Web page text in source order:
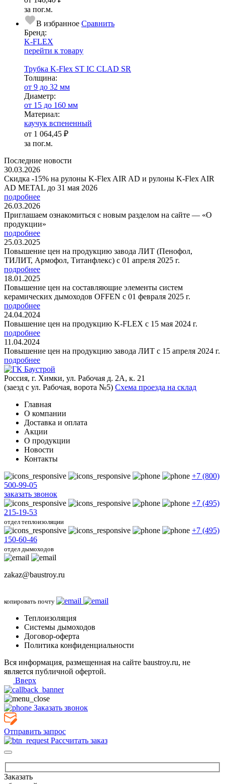
за пог.м.
В избранное Сравнить
Бренд:
K-FLEX
перейти к товару
Трубка K-Flex ST IС CLAD SR
Тол­щи­на:
от 9 до 32 мм
Диаметр:
от 15 до 160 мм
Ма­­те­­ри­­ал:
каучук вспененный
от 1 064,45 ₽
за пог.м.
Последние новости
30.03.2026
Скидка -15% на рулоны K-Flex AIR AD и рулоны K-Flex AIR
AD METAL до 31 мая 2026
подробнее
26.03.2026
Приглашаем ознакомиться с новым разделом на сайте — «О
продукции»
подробнее
25.03.2025
Повышение цен на продукцию завода ЛИТ (Пенофол,
ТИЛИТ, Армофол, Титанфлекс) с 01 апреля 2025 г.
подробнее
18.01.2025
Повышение цен на составляющие элементы систем
керамических дымоходов OFFEN с 01 февраля 2025 г.
подробнее
24.04.2024
Повышение цен на продукцию K-FLEX с 15 мая 2024 г.
подробнее
11.04.2024
Повышение цен на продукцию завода ЛИТ с 15 апреля 2024 г.
подробнее
Россия, г. Химки, ул. Рабочая д. 2А, к. 21
(заезд с ул. Рабочая, ворота №5) Схема проезда на склад
Главная
О компании
Доставка и оплата
Акции
О продукции
Новости
Контакты
+7 (800)
500-99-05
заказать звонок
+7 (495)
215-19-53
отдел теплоизоляции
+7 (495)
150-60-46
отдел дымоходов
zakaz@baustroy.ru
копировать почту
Теплоизоляция
Системы дымоходов
Договор-оферта
Политика конфиденциальности
Вся информация, размещенная на сайте baustroy.ru, не
является публичной офертой.
Вверх
Заказать звонок
Отправить запрос
Рассчитать заказ
Заказать